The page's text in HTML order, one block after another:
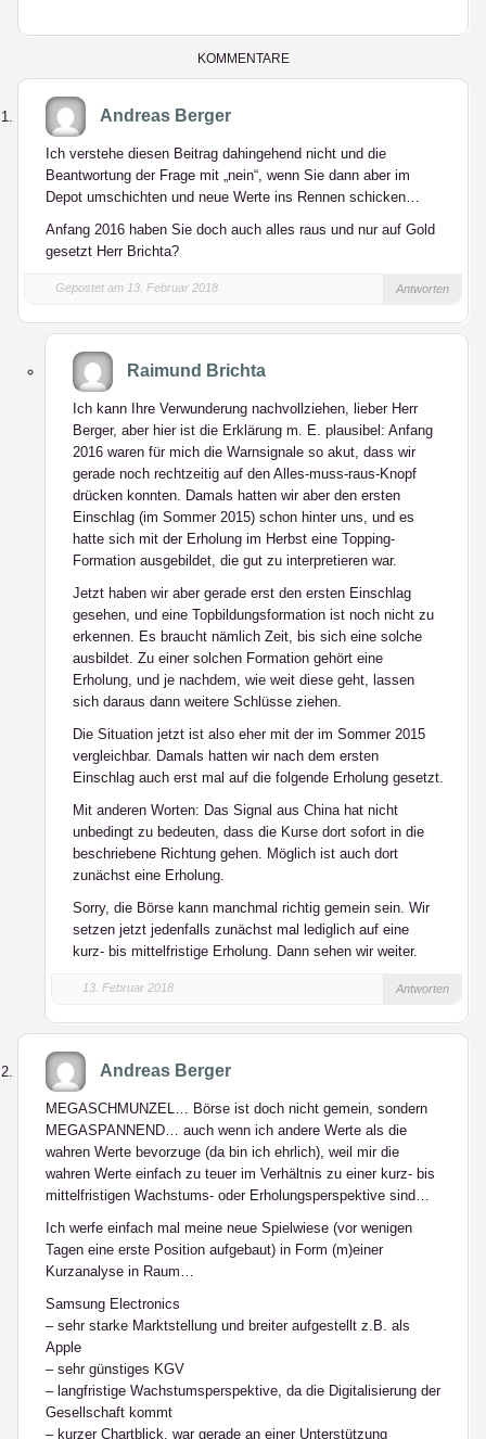
KOMMENTARE
Andreas Berger
Ich verstehe diesen Beitrag dahingehend nicht und die
Beantwortung der Frage mit „nein“, wenn Sie dann aber im
Depot umschichten und neue Werte ins Rennen schicken…
Anfang 2016 haben Sie doch auch alles raus und nur auf Gold
gesetzt Herr Brichta?
Gepostet am 13. Februar 2018 Antworten
Raimund Brichta
Ich kann Ihre Verwunderung nachvollziehen, lieber Herr
Berger, aber hier ist die Erklärung m. E. plausibel: Anfang
2016 waren für mich die Warnsignale so akut, dass wir
gerade noch rechtzeitig auf den Alles-muss-raus-Knopf
drücken konnten. Damals hatten wir aber den ersten
Einschlag (im Sommer 2015) schon hinter uns, und es
hatte sich mit der Erholung im Herbst eine Topping-
Formation ausgebildet, die gut zu interpretieren war.
Jetzt haben wir aber gerade erst den ersten Einschlag
gesehen, und eine Topbildungsformation ist noch nicht zu
erkennen. Es braucht nämlich Zeit, bis sich eine solche
ausbildet. Zu einer solchen Formation gehört eine
Erholung, und je nachdem, wie weit diese geht, lassen
sich daraus dann weitere Schlüsse ziehen.
Die Situation jetzt ist also eher mit der im Sommer 2015
vergleichbar. Damals hatten wir nach dem ersten
Einschlag auch erst mal auf die folgende Erholung gesetzt.
Mit anderen Worten: Das Signal aus China hat nicht
unbedingt zu bedeuten, dass die Kurse dort sofort in die
beschriebene Richtung gehen. Möglich ist auch dort
zunächst eine Erholung.
Sorry, die Börse kann manchmal richtig gemein sein. Wir
setzen jetzt jedenfalls zunächst mal lediglich auf eine
kurz- bis mittelfristige Erholung. Dann sehen wir weiter.
13. Februar 2018 Antworten
Andreas Berger
MEGASCHMUNZEL… Börse ist doch nicht gemein, sondern
MEGASPANNEND… auch wenn ich andere Werte als die
wahren Werte bevorzuge (da bin ich ehrlich), weil mir die
wahren Werte einfach zu teuer im Verhältnis zu einer kurz- bis
mittelfristigen Wachstums- oder Erholungsperspektive sind…
Ich werfe einfach mal meine neue Spielwiese (vor wenigen
Tagen eine erste Position aufgebaut) in Form (m)einer
Kurzanalyse in Raum…
Samsung Electronics
– sehr starke Marktstellung und breiter aufgestellt z.B. als
Apple
– sehr günstiges KGV
– langfristige Wachstumsperspektive, da die Digitalisierung der
Gesellschaft kommt
– kurzer Chartblick, war gerade an einer Unterstützung